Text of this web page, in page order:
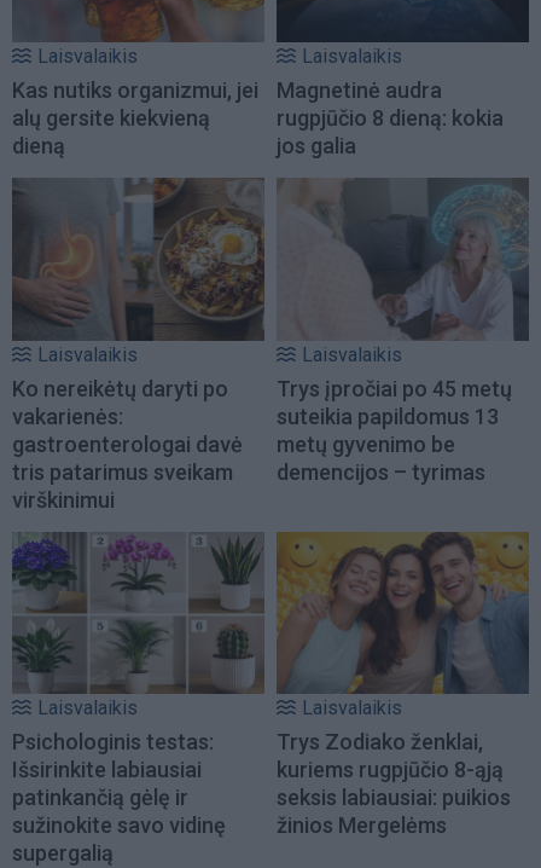
Laisvalaikis
Kas nutiks organizmui, jei
alų gersite kiekvieną
dieną
Laisvalaikis
Magnetinė audra
rugpjūčio 8 dieną: kokia
jos galia
Laisvalaikis
Ko nereikėtų daryti po
vakarienės:
gastroenterologai davė
tris patarimus sveikam
virškinimui
Laisvalaikis
Trys įpročiai po 45 metų
suteikia papildomus 13
metų gyvenimo be
demencijos – tyrimas
Laisvalaikis
Psichologinis testas:
Išsirinkite labiausiai
patinkančią gėlę ir
sužinokite savo vidinę
supergalią
Laisvalaikis
Trys Zodiako ženklai,
kuriems rugpjūčio 8-ąją
seksis labiausiai: puikios
žinios Mergelėms